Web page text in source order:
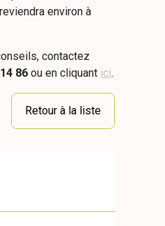
environ à
contactez
86 ou en cliquant ici.
Retour à la liste